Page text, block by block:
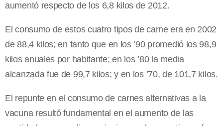
aumentó respecto de los 6,8 kilos de 2012.
El consumo de estos cuatro tipos de carne era en 2002
de 88,4 kilos; en tanto que en los ’90 promedió los 98,9
kilos anuales por habitante; en los ’80 la media
alcanzada fue de 99,7 kilos; y en los ’70, de 101,7 kilos.
El repunte en el consumo de carnes alternativas a la
vacuna resultó fundamental en el aumento de las